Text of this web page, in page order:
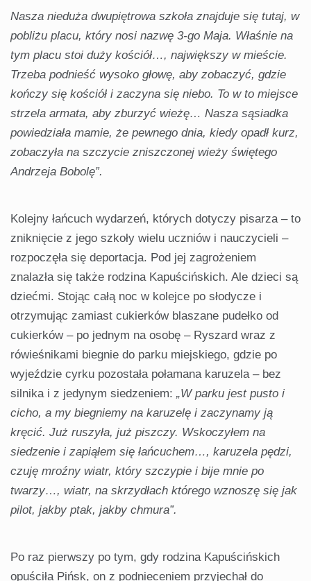
Nasza nieduża dwupiętrowa szkoła znajduje się tutaj, w
pobliżu placu, który nosi nazwę 3-go Maja. Właśnie na
tym placu stoi duży kościół…, największy w mieście.
Trzeba podnieść wysoko głowę, aby zobaczyć, gdzie
kończy się kościół i zaczyna się niebo. To w to miejsce
strzela armata, aby zburzyć wieżę… Nasza sąsiadka
powiedziała mamie, że pewnego dnia, kiedy opadł kurz,
zobaczyła na szczycie zniszczonej wieży świętego
Andrzeja Bobolę”.
Kolejny łańcuch wydarzeń, których dotyczy pisarza – to
zniknięcie z jego szkoły wielu uczniów i nauczycieli –
rozpoczęła się deportacja. Pod jej zagrożeniem
znalazła się także rodzina Kapuścińskich. Ale dzieci są
dziećmi. Stojąc całą noc w kolejce po słodycze i
otrzymując zamiast cukierków blaszane pudełko od
cukierków – po jednym na osobę – Ryszard wraz z
rówieśnikami biegnie do parku miejskiego, gdzie po
wyjeździe cyrku pozostała połamana karuzela – bez
silnika i z jedynym siedzeniem: „W parku jest pusto i
cicho, a my biegniemy na karuzelę i zaczynamy ją
kręcić. Już ruszyła, już piszczy. Wskoczyłem na
siedzenie i zapiąłem się łańcuchem…, karuzela pędzi,
czuję mroźny wiatr, który szczypie i bije mnie po
twarzy…, wiatr, na skrzydłach którego wznoszę się jak
pilot, jakby ptak, jakby chmura”.
Po raz pierwszy po tym, gdy rodzina Kapuścińskich
opuściła Pińsk, on z podnieceniem przyjechał do